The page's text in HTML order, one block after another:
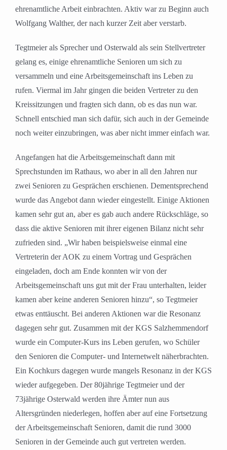
ehrenamtliche Arbeit einbrachten. Aktiv war zu Beginn auch
Wolfgang Walther, der nach kurzer Zeit aber verstarb.
Tegtmeier als Sprecher und Osterwald als sein Stellvertreter
gelang es, einige ehrenamtliche Senioren um sich zu
versammeln und eine Arbeitsgemeinschaft ins Leben zu
rufen. Viermal im Jahr gingen die beiden Vertreter zu den
Kreissitzungen und fragten sich dann, ob es das nun war.
Schnell entschied man sich dafür, sich auch in der Gemeinde
noch weiter einzubringen, was aber nicht immer einfach war.
Angefangen hat die Arbeitsgemeinschaft dann mit
Sprechstunden im Rathaus, wo aber in all den Jahren nur
zwei Senioren zu Gesprächen erschienen. Dementsprechend
wurde das Angebot dann wieder eingestellt. Einige Aktionen
kamen sehr gut an, aber es gab auch andere Rückschläge, so
dass die aktive Senioren mit ihrer eigenen Bilanz nicht sehr
zufrieden sind. „Wir haben beispielsweise einmal eine
Vertreterin der AOK zu einem Vortrag und Gesprächen
eingeladen, doch am Ende konnten wir von der
Arbeitsgemeinschaft uns gut mit der Frau unterhalten, leider
kamen aber keine anderen Senioren hinzu“, so Tegtmeier
etwas enttäuscht. Bei anderen Aktionen war die Resonanz
dagegen sehr gut. Zusammen mit der KGS Salzhemmendorf
wurde ein Computer-Kurs ins Leben gerufen, wo Schüler
den Senioren die Computer- und Internetwelt näherbrachten.
Ein Kochkurs dagegen wurde mangels Resonanz in der KGS
wieder aufgegeben. Der 80jährige Tegtmeier und der
73jährige Osterwald werden ihre Ämter nun aus
Altersgründen niederlegen, hoffen aber auf eine Fortsetzung
der Arbeitsgemeinschaft Senioren, damit die rund 3000
Senioren in der Gemeinde auch gut vertreten werden.